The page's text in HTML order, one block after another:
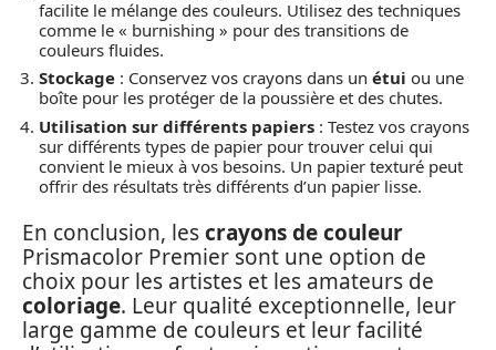
facilite le mélange des couleurs. Utilisez des techniques
comme le « burnishing » pour des transitions de
couleurs fluides.
Stockage : Conservez vos crayons dans un étui ou une
boîte pour les protéger de la poussière et des chutes.
Utilisation sur différents papiers : Testez vos crayons
sur différents types de papier pour trouver celui qui
convient le mieux à vos besoins. Un papier texturé peut
offrir des résultats très différents d’un papier lisse.
En conclusion, lescrayons de couleur
Prismacolor Premier sont une option de
choix pour les artistes et les amateurs de
coloriage. Leur qualité exceptionnelle, leur
large gamme de couleurs et leur facilité